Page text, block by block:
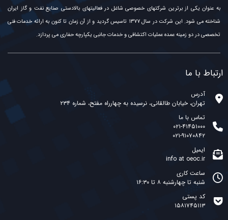
به عنوان یکی از برترین شرکتهای خصوصی شاغل در فعالیتهای بالادستی صنایع نفت و گاز ایران
شناخته می شود. این شرکت در سال ۱۳۷۷ تاسیس گردید و از آن زمان تا کنون به ارائه خدمات فنی
تخصصی در دو زمینه عمده عملیات اکتشافی و خدمات جانبی یکپارچه حفاری می پردازد.
ارتباط با ما
آدرس
تهران، خیابان طالقانی، نرسیده به چهارراه مفتح، شماره ۲۳۴
تماس با ما
۰۲۱-۴۱۴۵۱۰۰۰
۰۲۱-۹۱۰۷۰۸۴۲
ایمیل
info at oeoc.ir
ساعت کاری
شنبه تا چهارشنبه ۸ تا ۱۶:۳۰
کد پستی
۱۵۸۱۷۴۵۱۱۳